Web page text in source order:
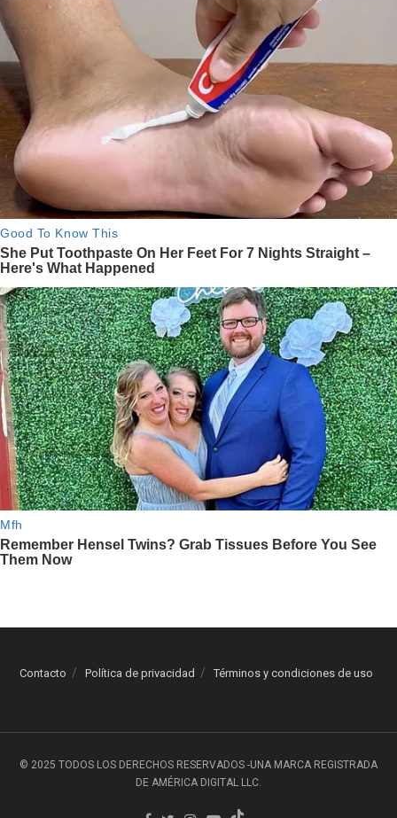
Contacto Política de privacidad Términos y condiciones de uso
© 2025 TODOS LOS DERECHOS RESERVADOS -UNA MARCA REGISTRADA
DE AMÉRICA DIGITAL LLC.